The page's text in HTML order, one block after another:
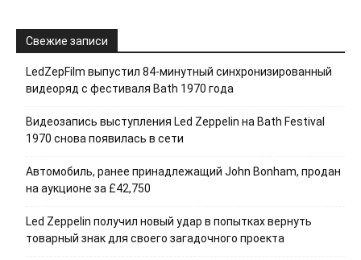
Свежие записи
LedZepFilm выпустил 84-минутный синхронизированный
видеоряд с фестиваля Bath 1970 года
Видеозапись выступления Led Zeppelin на Bath Festival
1970 снова появилась в сети
Автомобиль, ранее принадлежащий John Bonham, продан
на аукционе за £42,750
Led Zeppelin получил новый удар в попытках вернуть
товарный знак для своего загадочного проекта